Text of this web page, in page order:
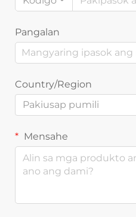
Pangalan
Country/Region
Pakiusap pumili
Mensahe